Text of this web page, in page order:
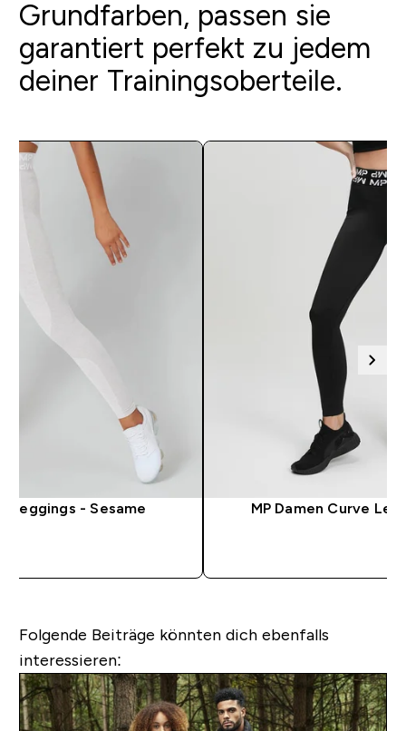
Grundfarben, passen sie
garantiert perfekt zu jedem
deiner Trainingsoberteile.
Leggings - Sesame MP Damen Curve
Folgende Beiträge könnten dich ebenfalls
interessieren: